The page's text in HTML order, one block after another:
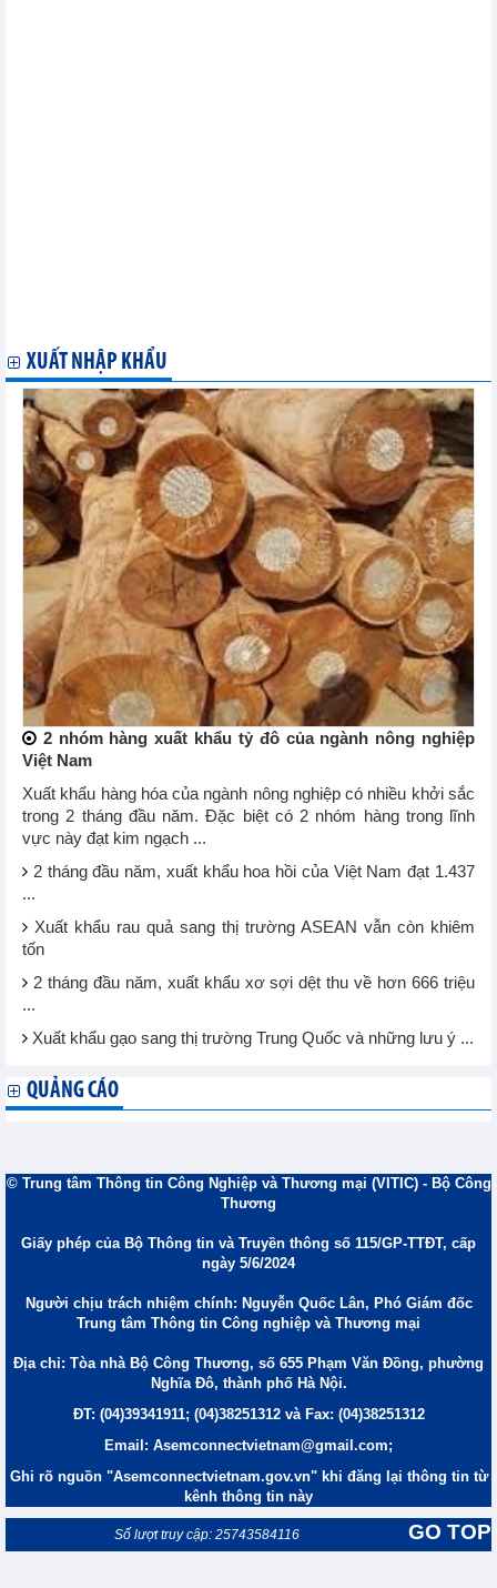
XUẤT NHẬP KHẨU
2 nhóm hàng xuất khẩu tỷ đô của ngành nông nghiệp
Việt Nam
Xuất khẩu hàng hóa của ngành nông nghiệp có nhiều khởi sắc
trong 2 tháng đầu năm. Đặc biệt có 2 nhóm hàng trong lĩnh
vực này đạt kim ngạch ...
2 tháng đầu năm, xuất khẩu hoa hồi của Việt Nam đạt 1.437
...
Xuất khẩu rau quả sang thị trường ASEAN vẫn còn khiêm
tốn
2 tháng đầu năm, xuất khẩu xơ sợi dệt thu về hơn 666 triệu
...
Xuất khẩu gạo sang thị trường Trung Quốc và những lưu ý ...
QUẢNG CÁO
© Trung tâm Thông tin Công Nghiệp và Thương mại (VITIC) - Bộ Công
Thương
Giấy phép của Bộ Thông tin và Truyền thông số 115/GP-TTĐT, cấp
ngày 5/6/2024
Người chịu trách nhiệm chính: Nguyễn Quốc Lân, Phó Giám đốc
Trung tâm Thông tin Công nghiệp và Thương mại
Địa chỉ: Tòa nhà Bộ Công Thương, số 655 Phạm Văn Đồng, phường
Nghĩa Đô, thành phố Hà Nội.
ĐT: (04)39341911; (04)38251312 và Fax: (04)38251312
Email: Asemconnectvietnam@gmail.com;
Ghi rõ nguồn "Asemconnectvietnam.gov.vn" khi đăng lại thông tin từ
kênh thông tin này
GO TOP
Số lượt truy cập: 25743584116